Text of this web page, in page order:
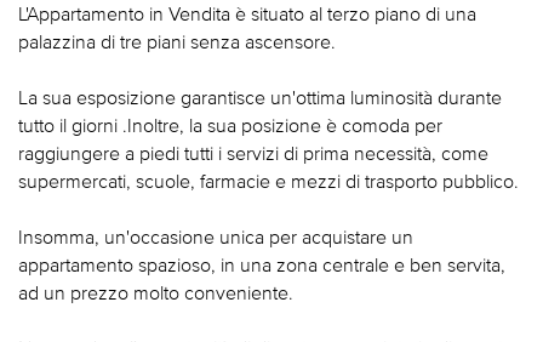
L'Appartamento in Vendita è situato al terzo piano di una
palazzina di tre piani senza ascensore.
La sua esposizione garantisce un'ottima luminosità durante
tutto il giorni .Inoltre, la sua posizione è comoda per
raggiungere a piedi tutti i servizi di prima necessità, come
supermercati, scuole, farmacie e mezzi di trasporto pubblico.
Insomma, un'occasione unica per acquistare un
appartamento spazioso, in una zona centrale e ben servita,
ad un prezzo molto conveniente.